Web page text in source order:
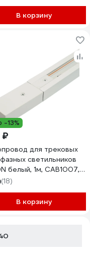
В корзину
-13%
₽
для трековых
светильников
белый, 1м, CAB1007,
(18)
В корзину